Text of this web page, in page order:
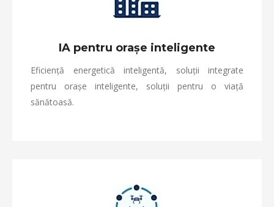
IA pentru orașe inteligente
Eficiență energetică inteligentă, soluții integrate
pentru orașe inteligente, soluții pentru o viață
sănătoasă.